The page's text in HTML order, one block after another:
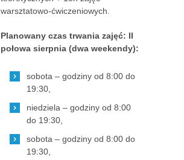
warsztatowo-ćwiczeniowych.
Planowany czas trwania zajęć: II
połowa sierpnia (dwa weekendy):
sobota – godziny od 8:00 do
19:30,
niedziela – godziny od 8:00
do 19:30,
sobota – godziny od 8:00 do
19:30,